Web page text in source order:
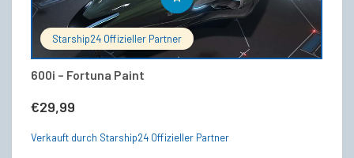
Starship24 Offizieller Partner
600i – Fortuna Paint
€29,99
Verkauft durch Starship24 Offizieller Partner